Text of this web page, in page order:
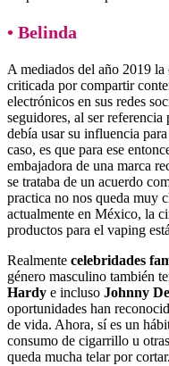
• Belinda
A mediados del año 2019
criticada por compartir
electrónicos en sus redes
seguidores, al ser
debía usar su influencia
caso, es que para ese
embajadora de una marca
se trataba de un acuerdo
practica no nos queda muy
actualmente en México, la
productos para el vaping
Realmente celebridades
género masculino también
Hardy e incluso Johnny
oportunidades han
de vida. Ahora, sí es un
consumo de cigarrillo u
queda mucha telar por cortar.